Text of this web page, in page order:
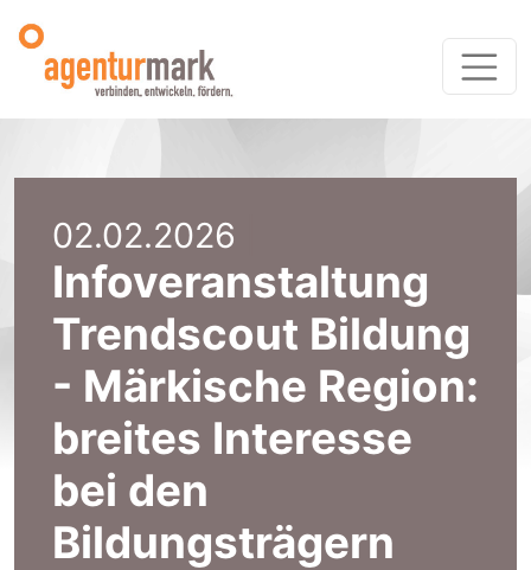
02.02.2026
Infoveranstaltung
Trendscout Bildung
- Märkische Region:
breites Interesse
bei den
Bildungsträgern